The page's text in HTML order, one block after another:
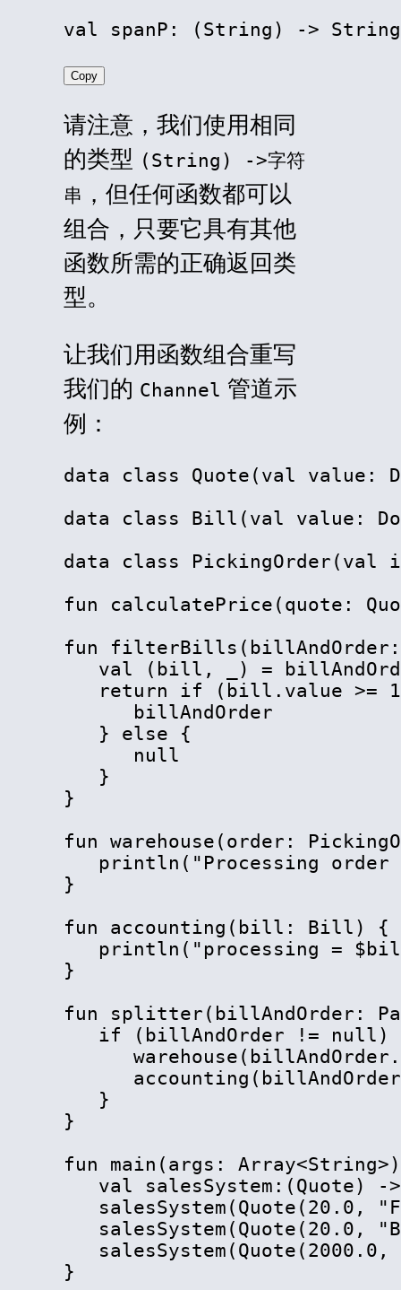
val spanP: (String) ->
Copy
请注意，我们使用相同
的类型 (String) ->字符
串 ，但任何函数都可以
组合，只要它具有其他
函数所需的正确返回类
型。
让我们用函数组合重写
我们的 Channel 管道示
例：
data class Quote(val
data class Bill(val value:
data class
fun calculatePrice(quote:
fun
val (bill, _) =
return if (bill.value >=
      billAndOrder
   } else {
      null
   }
}
fun warehouse(order:
println("Processing order
}
fun accounting(bill: Bill) {
println("processing =
}
fun splitter(billAndOrder:
if (billAndOrder != null)
   }
}
fun main(args: Array<String>
val salesSystem:(Quote) -
salesSystem(Quote(20.0,
salesSystem(Quote(20.0,
salesSystem(Quote(2000.0,